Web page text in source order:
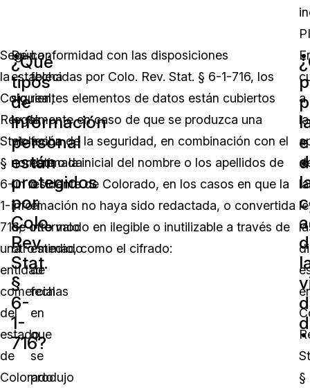
Según
la
Colo.
Rev.
Stat.
§
6-
1-
716,
una
entidad
comercial
del
estado
de
Colorado
La
fecha
real,
la
fecha
estimada
o
el
intervalo
estimado
de
fechas
en
que
se
produjo
¿Qué
tipos
de
información
personal
están
protegidos
por
Colo.
Rev.
Stat.
§
6-
1-
716?
De conformidad con las disposiciones
establecidas por Colo. Rev. Stat. § 6-1-716, los
siguientes elementos de datos están cubiertos
legalmente en caso de que se produzca una
violación de la seguridad, en combinación con el
nombre o la inicial del nombre o los apellidos de
un residente de Colorado, en los casos en que la
información no haya sido redactada, o convertida
de otro modo en ilegible o inutilizable a través de
otro medio, como el cifrado:
a
la
la
§